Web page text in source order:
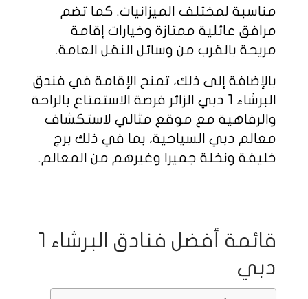
مناسبة لمختلف الميزانيات. كما تضم
مرافق عائلية ممتازة وخيارات إقامة
مريحة بالقرب من وسائل النقل العامة.
بالإضافة إلى ذلك، تمنح الإقامة في فندق
البرشاء 1 دبي الزائر فرصة الاستمتاع بالراحة
والرفاهية مع موقع مثالي لاستكشاف
معالم دبي السياحية، بما في ذلك برج
خليفة ونخلة جميرا وغيرهم من المعالم.
قائمة أفضل فنادق البرشاء 1
دبي